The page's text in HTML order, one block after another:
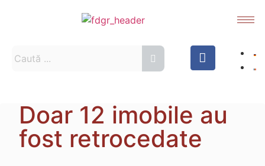
Doar 12 imobile au
fost retrocedate